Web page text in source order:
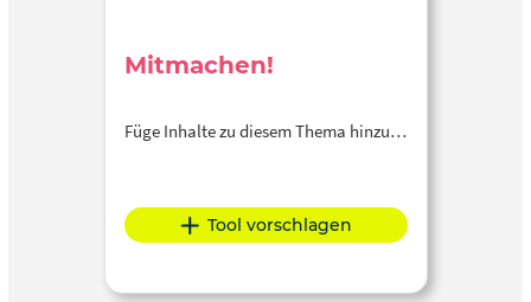
Mitmachen!
Füge Inhalte zu diesem Thema hinzu…
Tool vorschlagen